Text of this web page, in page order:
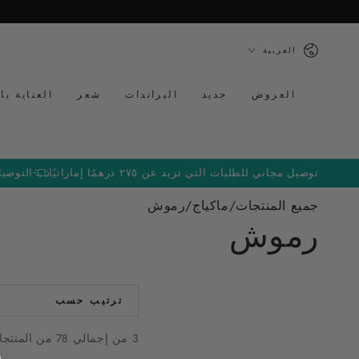
لغة العربية
العروض جديد البراندات شعر العناية
توصيل مجاني للطلبات التي تزيد عن ٢٧٥ درهمًا إماراتيًا التوصيل
جميع المنتجات/ماكياج/رموش
رموش
ترتيب حسب
3 من إجمالي 78 من المنتجات